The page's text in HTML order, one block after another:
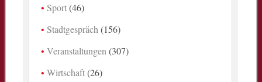
Sport(46)
Stadtgespräch (156)
Veranstaltungen (307)
Wirtschaft(26)